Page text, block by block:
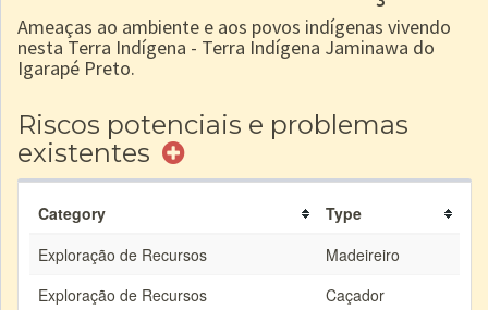
Ameaças ao ambiente e aos povos indígenas vivendo
nesta Terra Indígena - Terra Indígena Jaminawa do
Igarapé Preto.
Riscos potenciais e problemas
existentes
Category
Type
Exploração de Recursos
Madeireiro
Exploração de Recursos
Caçador